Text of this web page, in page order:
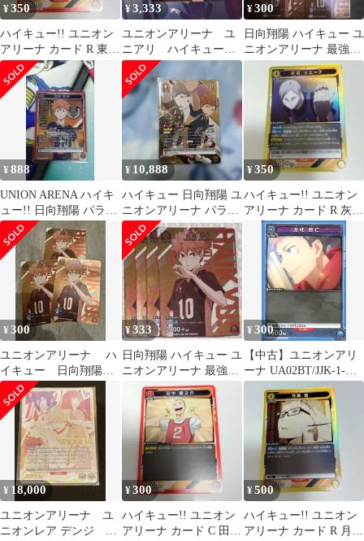
¥350
ハイキュー!! ユニオン
アリーナ カード R 東峰
旭
¥3,333
ユニオンアリーナ ユ
ニアリ ハイキュー
日向翔陽 R パラレル
¥300
日向翔陽 ハイキュー ユ
ニオンアリーナ 最強ジ
ャンプ プロモ 4枚セッ
¥888
UNION ARENA ハイキ
ュー!! 日向翔陽 パラレ
ル HIQ 008
¥ 10,888
ハイキュー 日向翔陽 ユ
ニオンアリーナ パラレ
ル SR★★ 星2
¥350
ハイキュー!! ユニオン
アリーナ カード R 灰羽
リエーフ
¥300
ユニオンアリーナ ハ
イキュー 日向翔陽
最強ジャンプ5月号 付
録 プロモ 3枚
¥333
日向翔陽 ハイキュー ユ
ニオンアリーナ 最強ジ
ャンプ プロモ 4枚セッ
¥300
【中古】ユニオンアリ
ーナ UA02BT/JJK-1-
037[C]：虎杖 悠仁
¥ 18,000
ユニオンアリーナ ユ
ニオンレア デンジ
¥300
ハイキュー!! ユニオン
アリーナ カード C 田中
¥500
ハイキュー!! ユニオン
アリーナ カード R 月島